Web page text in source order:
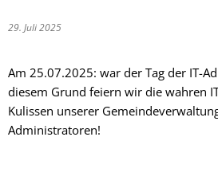
29. Juli 2025
Am 25.07.2025: war der Tag der IT-
diesem Grund feiern wir die wahren
Kulissen unserer
Administratoren!